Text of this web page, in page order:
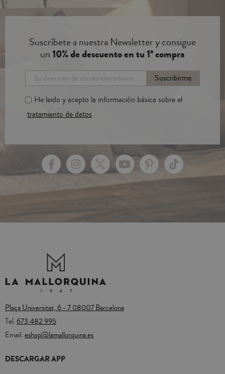
Suscríbete a nuestra Newsletter y consigue
un10% de descuento en tu 1ª compra
Suscribirme
He leido y acepto la información bàsica sobre el
tratamiento de datos
Plaça Universitat, 6 - 7 08007 Barcelona
Tel.673 482 995
Email:eshop@lamallorquina.es
DESCARGAR APP